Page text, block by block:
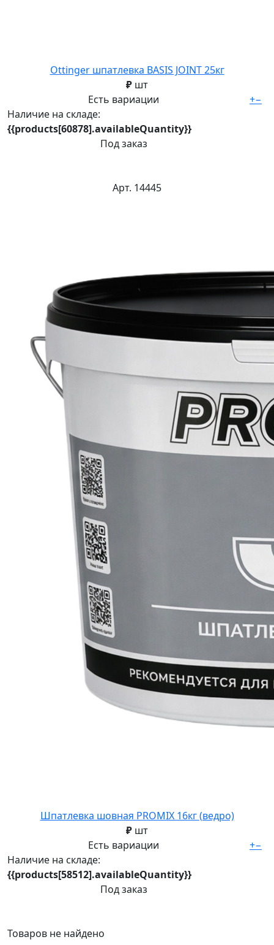
Ottinger шпатлевка BASIS JOINT 25кг
₽ шт
Есть вариации
Наличие на складе:
{{products[60878].availableQuantity}}
Под заказ
+−
Арт. 14445
Шпатлевка шовная PROMIX 16кг (ведро)
₽ шт
Есть вариации
Наличие на складе:
{{products[58512].availableQuantity}}
Под заказ
+−
Товаров не найдено